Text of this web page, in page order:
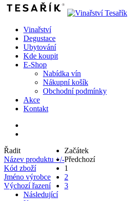
Vinařství
Degustace
Ubytování
Kde koupit
E-Shop
Nabídka vín
Nákupní košík
Obchodní podmínky
Akce
Kontakt
Řadit
Název produktu +/-
Kód zboží
Jméno výrobce
Výchozí řazení
Začátek
Předchozí
1
2
3
Následující